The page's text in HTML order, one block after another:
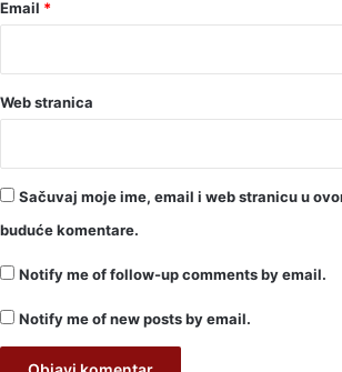
Email *
Web stranica
Sačuvaj moje ime, email i web stranicu u
buduće komentare.
Notify me of follow-up comments by email.
Notify me of new posts by email.